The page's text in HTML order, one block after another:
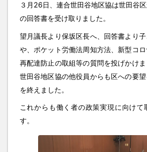
３月26日、連合世田谷地区協は世田谷
の回答書を受け取りました。
望月議長より保坂区長へ、回答書より
や、ポケット労働法周知方法、新型コロ
再配達防止の取組等の質問を投げかけ
世田谷地区協の他役員からも区への要
を終えました。
これからも働く者の政策実現に向けて
す。